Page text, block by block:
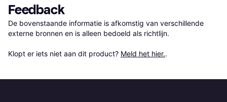
Feedback
De bovenstaande informatie is afkomstig van verschillende
externe bronnen en is alleen bedoeld als richtlijn.
Klopt er iets niet aan dit product? Meld het hier..